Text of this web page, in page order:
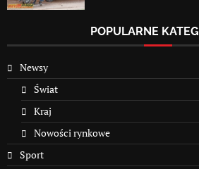
POPULARNE
Newsy
Świat
Kraj
Nowości rynkowe
Sport